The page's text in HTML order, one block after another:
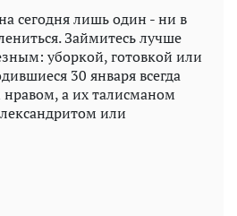
сегодня лишь один - ни в
Займитесь лучше
уборкой, готовкой или
30 января всегда
нравом, а их талисманом
или